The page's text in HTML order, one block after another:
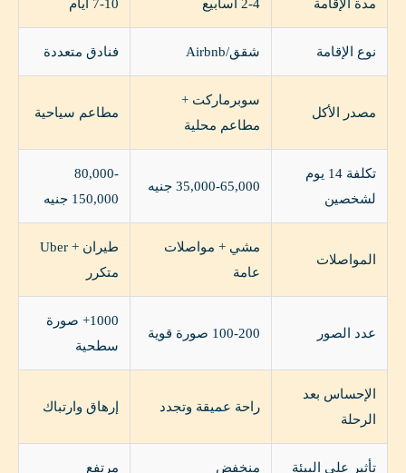
مدة الإقامة 2-4 أسابيع 7-10 أيام
نوع الإقامة شقق/Airbnb فنادق متعددة
مصدر الأكل
سوبرماركت +
مطاعم محلية
مطاعم سياحية
تكلفة 14 يوم
لشخصين
35,000-65,000 جنيه
80,000-
150,000 جنيه
المواصلات
مشي + مواصلات
عامة
طيران + Uber
متكرر
عدد الصور 100-200 صورة قوية
1000+ صورة
سطحية
الإحساس بعد
الرحلة
راحة عميقة وتجدد إرهاق وارتباك
تأثير على البيئة منخفض مرتفع